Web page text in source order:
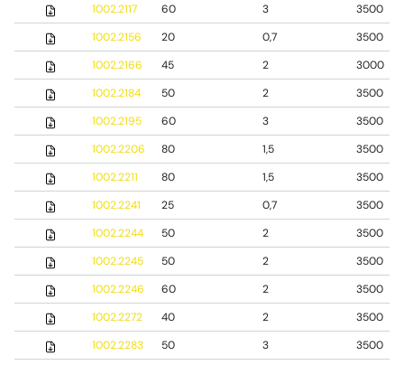
1002.2117 60 3
3500
1002.2156
20 0,7
3500
1002.2166
45 2
3000
1002.2184
50 2
3500
1002.2195
60 3
3500
1002.2206
80 1,5
3500
1002.2211
80 1,5
3500
1002.2241
25 0,7
3500
1002.2244
50 2
3500
1002.2245
50 2
3500
1002.2246
60 2
3500
1002.2272
40 2
3500
1002.2283
50 3
3500